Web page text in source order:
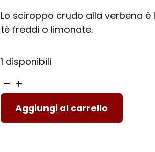
Lo sciroppo crudo alla verbena è
tè freddi o limonate.
1 disponibili
SCIROPPO
DI
VERBENA
BIOLOGICO
Aggiungi al carrello